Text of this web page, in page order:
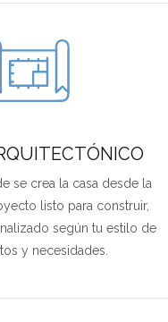
se crea la casa desde la
listo para construir,
según tu estilo de
y necesidades.